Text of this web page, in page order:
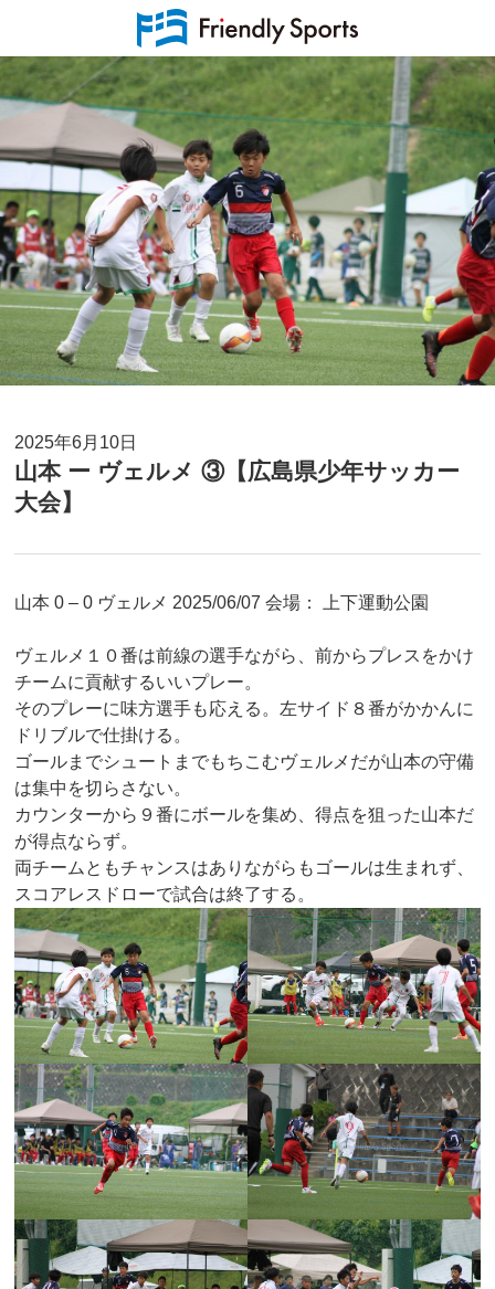
2025年6月10日
山本 ー ヴェルメ ③【広島県少年サッカー
大会】
山本 0 – 0 ヴェルメ 2025/06/07 会場： 上下運動公園
ヴェルメ１０番は前線の選手ながら、前からプレスをかけ
チームに貢献するいいプレー。
そのプレーに味方選手も応える。左サイド８番がかかんに
ドリブルで仕掛ける。
ゴールまでシュートまでもちこむヴェルメだが山本の守備
は集中を切らさない。
カウンターから９番にボールを集め、得点を狙った山本だ
が得点ならず。
両チームともチャンスはありながらもゴールは生まれず、
スコアレスドローで試合は終了する。